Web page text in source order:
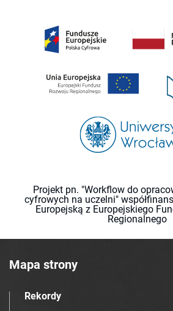
Projekt pn. "Workflow do
cyfrowych na uczelni"
Europejską z Europejskiego
Regionalnego
Mapa strony
Rekordy